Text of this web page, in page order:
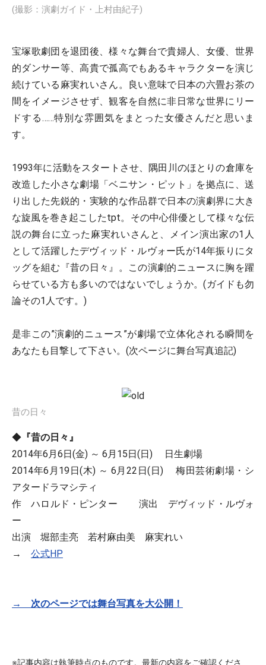
(撮影：演劇ガイド・上村由紀子)
宝塚歌劇団を退団後、様々な舞台で貴婦人、女優、世界
的ダンサー等、高貴で孤高でもあるキャラクターを演じ
続けている麻実れいさん。良い意味で日本の六畳お茶の
間をイメージさせず、観客を自然に非日常な世界にリー
ドする……特別な雰囲気をまとった女優さんだと思いま
す。
1993年に活動をスタートさせ、隅田川のほとりの倉庫を
改造した小さな劇場「ベニサン・ピット」を拠点に、送
り出した先鋭的・実験的な作品群で日本の演劇界に大き
な旋風を巻き起こしたtpt。その中心俳優として様々な伝
説の舞台に立った麻実れいさんと、メイン演出家の1人
として活躍したデヴィッド・ルヴォー氏が14年振りにタ
ッグを組む『昔の日々』。この演劇的ニュースに胸を躍
らせている方も多いのではないでしょうか。(ガイドも勿
論その1人です。)
是非この”演劇的ニュース”が劇場で立体化される瞬間を
あなたも目撃して下さい。(次ページに舞台写真追記)
昔の日々
◆ 『昔の日々』
2014年6月6日(金) ～ 6月15日(日) 日生劇場
2014年6月19日(木) ～ 6月22日(日) 梅田芸術劇場・シ
アタードラマシティ
作 ハロルド・ピンター 演出 デヴィッド・ルヴォ
ー
出演 堀部圭亮 若村麻由美 麻実れい
→ 公式HP
→ 次のページでは舞台写真を大公開！
※記事内容は執筆時点のものです。最新の内容をご確認くださ